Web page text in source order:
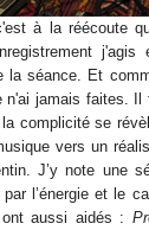
à la réécoute
la séance. Et
n'ai jamais faites.
complicité se
vers un
J’y note une
l’énergie et le
aussi aidés :